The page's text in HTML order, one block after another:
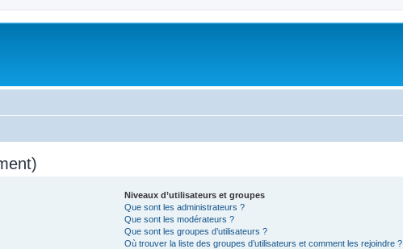
Niveaux d’utilisateurs et groupes
Que sont les administrateurs ?
Que sont les modérateurs ?
Que sont les groupes d’utilisateurs ?
Où trouver la liste des groupes d’utilisateurs et comment les rejoindre ?